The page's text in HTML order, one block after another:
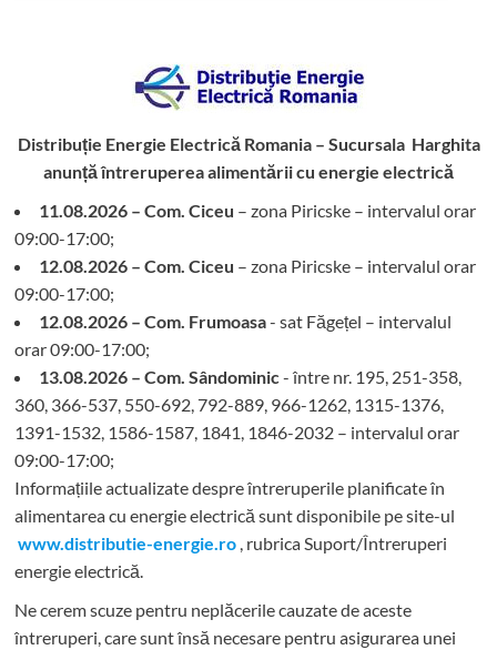
Distribuție Energie Electrică Romania – Sucursala Harghita
anunță întreruperea alimentării cu energie electrică
11.08.2026 – Com. Ciceu – zona Piricske – intervalul orar
09:00-17:00;
12.08.2026 – Com. Ciceu – zona Piricske – intervalul orar
09:00-17:00;
12.08.2026 – Com. Frumoasa- sat Făgețel – intervalul
orar 09:00-17:00;
13.08.2026 – Com. Sândominic- între nr. 195, 251-358,
360, 366-537, 550-692, 792-889, 966-1262, 1315-1376,
1391-1532, 1586-1587, 1841, 1846-2032 – intervalul orar
09:00-17:00;
Informațiile actualizate despre întreruperile planificate în
alimentarea cu energie electrică sunt disponibile pe site-ul
www.distributie-energie.ro , rubrica Suport/Întreruperi
energie electrică.
Ne cerem scuze pentru neplăcerile cauzate de aceste
întreruperi, care sunt însă necesare pentru asigurarea unei